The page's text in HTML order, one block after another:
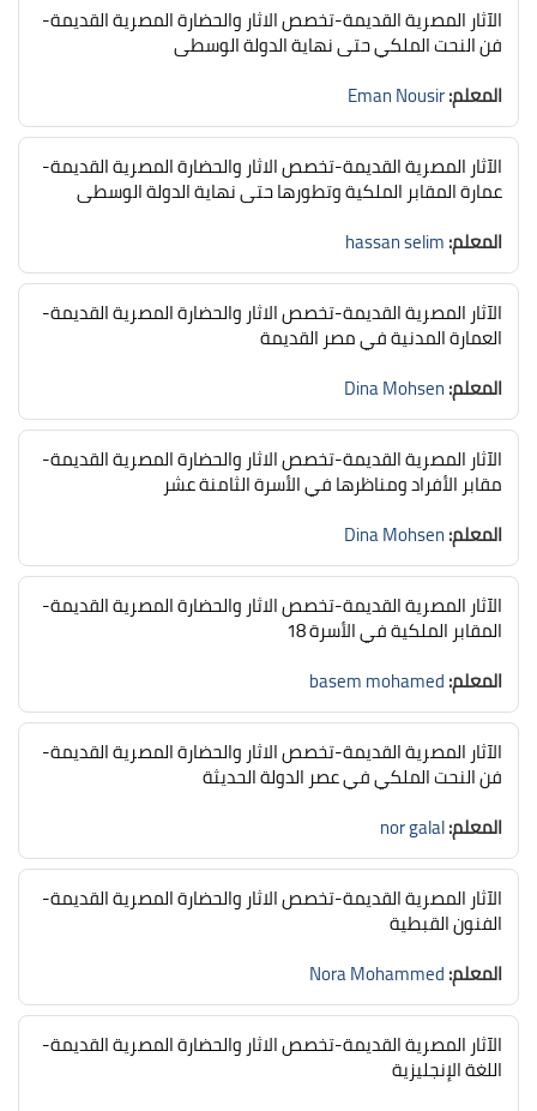
الآثار المصرية القديمة-تخصص الاثار والحضارة المصرية القديمة-
فن النحت الملكي حتى نهاية الدولة الوسطى
المعلم:Eman Nousir
الآثار المصرية القديمة-تخصص الاثار والحضارة المصرية القديمة-
عمارة المقابر الملكية وتطورها حتى نهاية الدولة الوسطى
المعلم:hassan selim
الآثار المصرية القديمة-تخصص الاثار والحضارة المصرية القديمة-
العمارة المدنية في مصر القديمة
المعلم:Dina Mohsen
الآثار المصرية القديمة-تخصص الاثار والحضارة المصرية القديمة-
مقابر الأفراد ومناظرها في الأسرة الثامنة عشر
المعلم:Dina Mohsen
الآثار المصرية القديمة-تخصص الاثار والحضارة المصرية القديمة-
المقابر الملكية في الأسرة 18
المعلم:basem mohamed
الآثار المصرية القديمة-تخصص الاثار والحضارة المصرية القديمة-
فن النحت الملكي في عصر الدولة الحديثة
المعلم:nor galal
الآثار المصرية القديمة-تخصص الاثار والحضارة المصرية القديمة-
الفنون القبطية
المعلم:Nora Mohammed
الآثار المصرية القديمة-تخصص الاثار والحضارة المصرية القديمة-
اللغة الإنجليزية